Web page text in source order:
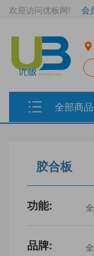
欢迎访问优板网! 会
全部商
胶合板
功能:
品牌: